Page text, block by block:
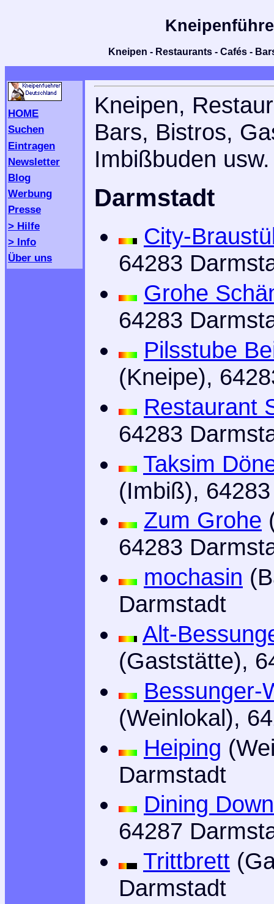
Kneipen - Restaurants - Cafés -
HOME
Suchen
Eintragen
Newsletter
Blog
Werbung
Presse
> Hilfe
> Info
Über uns
Kneipen,
Bars, Bistros,
Imbißbuden
Darmstadt
City-
64283
Grohe
64283
Pilsstube
(Kneipe),
Restaurant
64283
Taksim
(Imbiß),
Zum Grohe
64283
mochasin
Darmstadt
Alt-
(Gaststätte),
Bessunger-
(Weinlokal),
Heiping
Darmstadt
Dining Down
64287
Trittbrett
Darmstadt